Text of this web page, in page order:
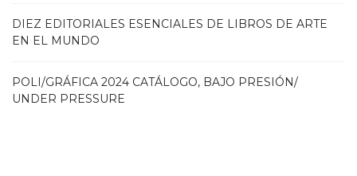
DIEZ EDITORIALES ESENCIALES DE LIBROS DE ARTE
EN EL MUNDO
POLI/GRÁFICA 2024 CATÁLOGO, BAJO PRESIÓN/
UNDER PRESSURE